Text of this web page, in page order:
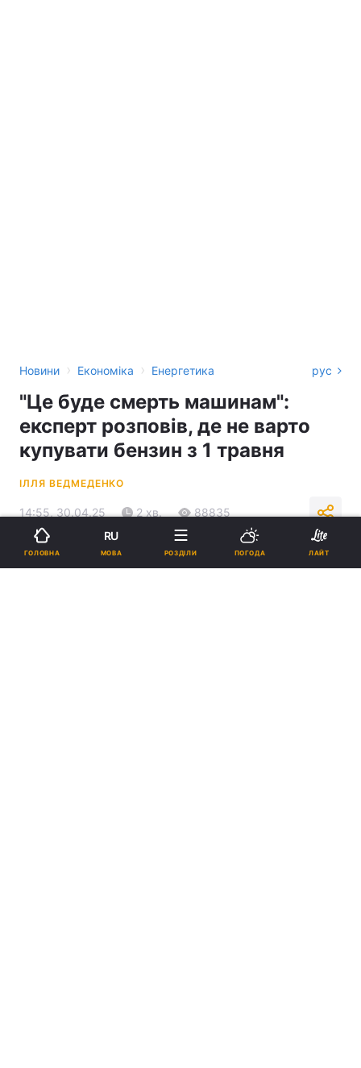
Новини › Економіка › Енергетика рус
"‎Це буде смерть машинам"‎:
експерт розповів, де не варто
купувати бензин з 1 травня
ІЛЛЯ ВЕДМЕДЕНКО
14:55, 30.04.25 2 хв. 88835
Підпишіться на нас в Google
ГОЛОВНА
RU
МОВА РОЗДІЛИ ПОГОДА ЛАЙТ